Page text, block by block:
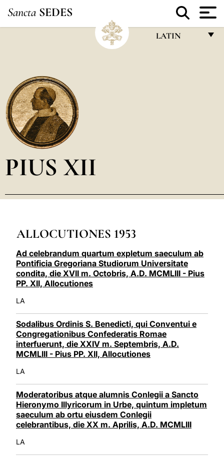
Sancta SEDES
LATIN
العربيّة
PIUS XII
ALLOCUTIONES 1953
Ad celebrandum quartum expletum saeculum ab
Pontificia Gregoriana Studiorum Universitate
condita, die XVII m. Octobris, A.D. MCMLIII - Pius
PP. XII, Allocutiones
LA
Sodalibus Ordinis S. Benedicti, qui Conventui e
Congregationibus Confederatis Romae
interfuerunt, die XXIV m. Septembris, A.D.
MCMLIII - Pius PP. XII, Allocutiones
LA
Moderatoribus atque alumnis Conlegii a Sancto
Hieronymo Illyricorum in Urbe, quintum impletum
saeculum ab ortu eiusdem Conlegii
celebrantibus, die XX m. Aprilis, A.D. MCMLIII
LA